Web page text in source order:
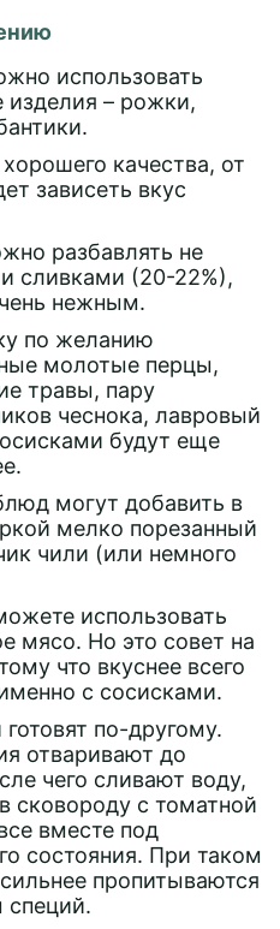
использовать
– рожки,
качества, от
зависеть вкус
разбавлять не
сливками (20-22%),
нежным.
по желанию
молотые перцы,
травы, пару
чеснока, лавровый
будут еще
могут добавить в
мелко порезанный
чили (или немного
использовать
мясо. Но это совет на
что вкуснее всего
с сосисками.
по-другому.
отваривают до
чего сливают воду,
сковороду с томатной
вместе под
состояния. При таком
пропитываются
специй.